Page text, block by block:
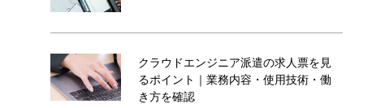
クラウドエンジニア派遣の求人票を見
るポイント｜業務内容・使用技術・働
き方を確認